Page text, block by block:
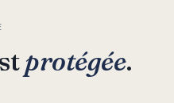
protégée.